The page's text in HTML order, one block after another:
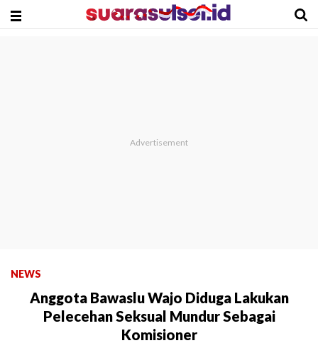
NEWS
Anggota Bawaslu Wajo Diduga Lakukan
Pelecehan Seksual Mundur Sebagai
Komisioner